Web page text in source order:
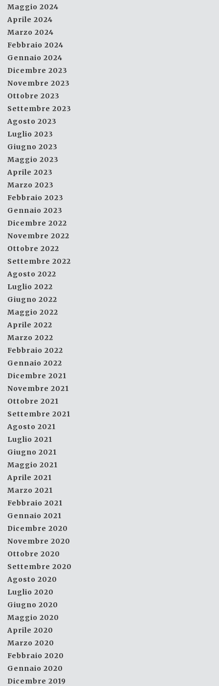
Maggio 2024
Aprile 2024
Marzo 2024
Febbraio 2024
Gennaio 2024
Dicembre 2023
Novembre 2023
Ottobre 2023
Settembre 2023
Agosto 2023
Luglio 2023
Giugno 2023
Maggio 2023
Aprile 2023
Marzo 2023
Febbraio 2023
Gennaio 2023
Dicembre 2022
Novembre 2022
Ottobre 2022
Settembre 2022
Agosto 2022
Luglio 2022
Giugno 2022
Maggio 2022
Aprile 2022
Marzo 2022
Febbraio 2022
Gennaio 2022
Dicembre 2021
Novembre 2021
Ottobre 2021
Settembre 2021
Agosto 2021
Luglio 2021
Giugno 2021
Maggio 2021
Aprile 2021
Marzo 2021
Febbraio 2021
Gennaio 2021
Dicembre 2020
Novembre 2020
Ottobre 2020
Settembre 2020
Agosto 2020
Luglio 2020
Giugno 2020
Maggio 2020
Aprile 2020
Marzo 2020
Febbraio 2020
Gennaio 2020
Dicembre 2019